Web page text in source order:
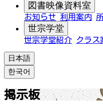
図書映像資料室
お知らせ 利用案内
世宗学堂
世宗学堂紹介 クラス
日本語
한국어
掲示板